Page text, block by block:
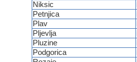
Niksic
Petnjica
Plav
Pljevlja
Pluzine
Podgorica